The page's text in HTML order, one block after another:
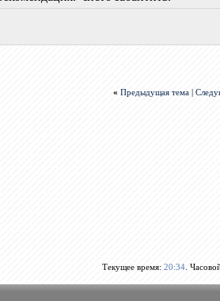
« Предыдущая тема |
Текущее время: 20:34.